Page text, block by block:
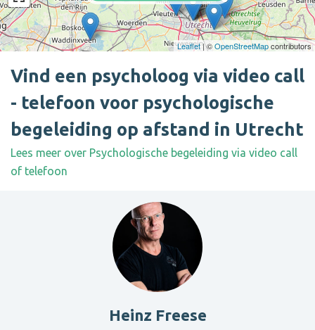
Leaflet| ©OpenStreetMapcontributors
Vind een psycholoog via video call
- telefoon voor psychologische
begeleiding op afstand in Utrecht
Lees meer over Psychologische begeleiding via video call
of telefoon
Heinz Freese